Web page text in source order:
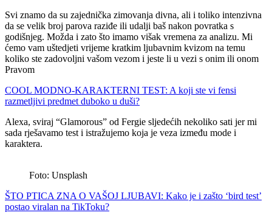
Svi znamo da su zajednička zimovanja divna, ali i toliko intenzivna
da se velik broj parova raziđe ili udalji baš nakon povratka s
godišnjeg. Možda i zato što imamo višak vremena za analizu. Mi
ćemo vam uštedjeti vrijeme kratkim ljubavnim kvizom na temu
koliko ste zadovoljni vašom vezom i jeste li u vezi s onim ili onom
Pravom
COOL MODNO-KARAKTERNI TEST: A koji ste vi fensi
razmetljivi predmet duboko u duši?
Alexa, sviraj “Glamorous” od Fergie sljedećih nekoliko sati jer mi
sada rješavamo test i istražujemo koja je veza između mode i
karaktera.
Foto: Unsplash
ŠTO PTICA ZNA O VAŠOJ LJUBAVI: Kako je i zašto ‘bird test’
postao viralan na TikToku?